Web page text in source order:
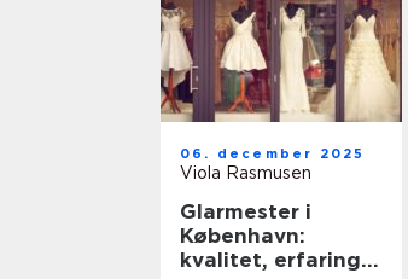
06. december 2025
Viola Rasmusen
Glarmester i
København:
kvalitet, erfaring